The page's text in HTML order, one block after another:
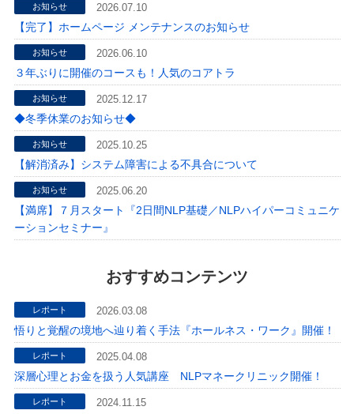
お知らせ 2026.07.10
【完了】ホームページ メンテナンスのお知らせ
お知らせ 2026.06.10
３年ぶりに開催のコースも！人気のコアトラ
お知らせ 2025.12.17
◆冬季休業のお知らせ◆
お知らせ 2025.10.25
【解消済み】システム障害による不具合について
お知らせ 2025.06.20
【満席】７月スタート『2日間NLP基礎／NLPハイパーコミュニケ
ーションセミナー』
おすすめコンテンツ
レポート 2026.03.08
悟りと覚醒の境地へ辿り着く手法『ホールネス・ワーク』開催！
レポート 2025.04.08
深層心理とお金を扱う人気講座 NLPマネークリニック開催！
レポート 2024.11.15